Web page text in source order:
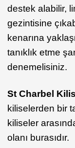
destek alabilir,
gezintisine
kenarına
tanıklık etme
denemelisiniz.
St Charbel
kiliselerden bir
kiliseler
olanı burasıdır.